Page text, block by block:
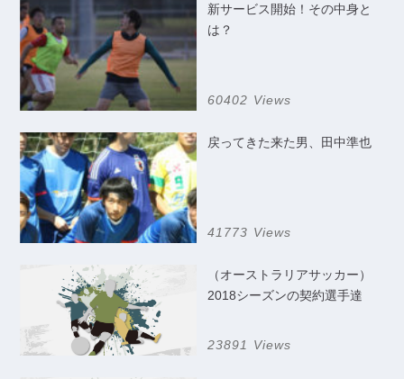
新サービス開始！その中身と
は？
60402 Views
戻ってきた来た男、田中準也
41773 Views
（オーストラリアサッカー）
2018シーズンの契約選手達
23891 Views